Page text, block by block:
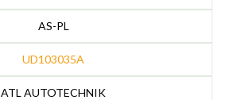
AS-PL
UD103035A
ATL AUTOTECHNIK